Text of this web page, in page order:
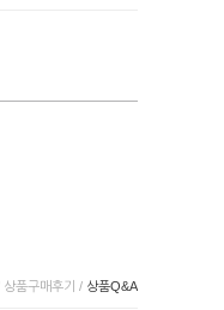
상품구매후기 / 상품Q&A